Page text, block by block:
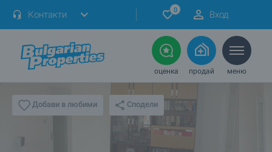
Контакти 0 Вход
оценка продай меню
Добави в любими Сподели